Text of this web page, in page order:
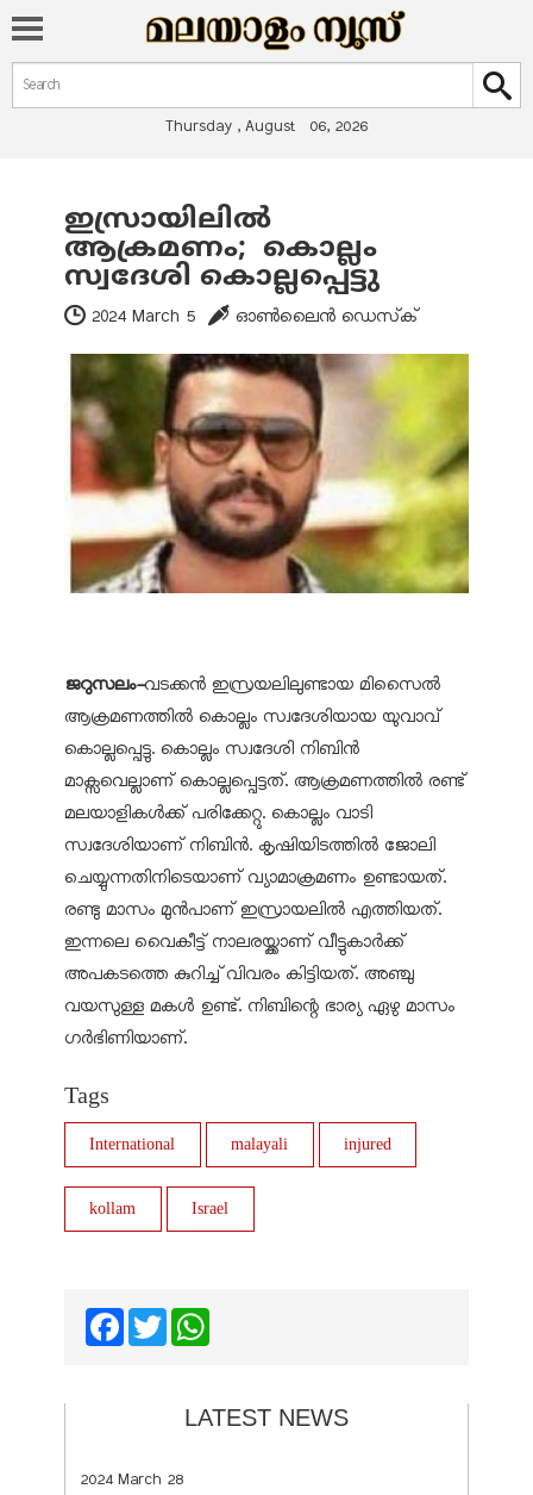
Search form
Search
Thursday , August 06, 2026
You are here
ഇസ്രായിലില്‍
ആക്രമണം; കൊല്ലം
സ്വദേശി കൊല്ലപ്പെട്ടു
2024 March 5 ഓണ്‍ലൈന്‍ ഡെസ്‌ക്
ജറുസലം-വടക്കന്‍ ഇസ്രയലിലുണ്ടായ മിസൈല്‍
ആക്രമണത്തില്‍ കൊല്ലം സ്വദേശിയായ യുവാവ്
കൊല്ലപ്പെട്ടു. കൊല്ലം സ്വദേശി നിബിന്‍
മാക്സവെല്ലാണ് കൊല്ലപ്പെട്ടത്. ആക്രമണത്തില്‍ രണ്ട്
മലയാളികള്‍ക്ക് പരിക്കേറ്റു. കൊല്ലം വാടി
സ്വദേശിയാണ് നിബിന്‍. കൃഷിയിടത്തില്‍ ജോലി
ചെയ്യുന്നതിനിടെയാണ് വ്യാമാക്രമണം ഉണ്ടായത്.
രണ്ടു മാസം മുന്‍പാണ് ഇസ്രായലില്‍ എത്തിയത്.
ഇന്നലെ വൈകീട്ട് നാലരയ്ക്കാണ് വീട്ടുകാര്‍ക്ക്
അപകടത്തെ കുറിച്ച് വിവരം കിട്ടിയത്. അഞ്ചു
വയസുള്ള മകള്‍ ഉണ്ട്. നിബിന്റെ ഭാര്യ ഏഴു മാസം
ഗര്‍ഭിണിയാണ്.
Tags
International malayali injured
kollam Israel
FacebookTwitter
LATEST NEWS
2024 March 28